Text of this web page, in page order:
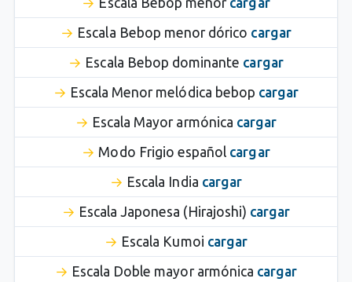
Escala Bebop menor dórico cargar
Escala Bebop dominante cargar
Escala Menor melódica bebop cargar
Escala Mayor armónica cargar
Modo Frigio español cargar
Escala India cargar
Escala Japonesa (Hirajoshi) cargar
Escala Kumoi cargar
Escala Doble mayor armónica cargar